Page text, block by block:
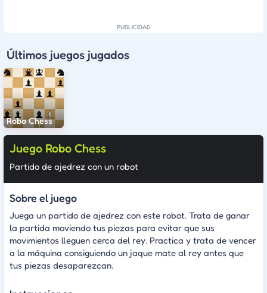
Últimos juegos jugados
Robo Chess
Juego Robo Chess
Partido de ajedrez con un robot
Sobre el juego
Juega un partido de ajedrez con este robot. Trata de ganar
la partida moviendo tus piezas para evitar que sus
movimientos lleguen cerca del rey. Practica y trata de vencer
a la máquina consiguiendo un jaque mate al rey antes que
tus piezas desaparezcan.